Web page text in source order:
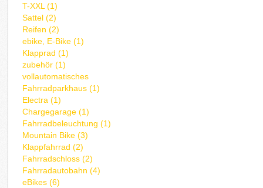
T-XXL (1)
Sattel (2)
Reifen (2)
ebike, E-Bike (1)
Klapprad (1)
zubehör (1)
vollautomatisches
Fahrradparkhaus (1)
Electra (1)
Chargegarage (1)
Fahrradbeleuchtung (1)
Mountain Bike (3)
Klappfahrrad (2)
Fahrradschloss (2)
Fahrradautobahn (4)
eBikes (6)